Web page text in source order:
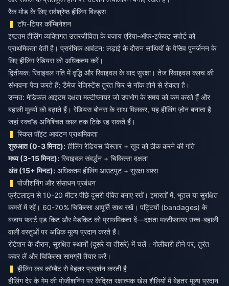
रैंक मोड के लिए सर्वश्रेष्ठ हीलिंग बिल्ड्स
टॉप-टियर कॉम्बिनेशन
इष्टतम हीलिंग व्यक्तिगत उत्तरजीविता के बजाय एरिया-ऑफ-इफेक्ट सपोर्ट को
प्राथमिकता देती है। प्रारंभिक आवंटन: लड़ाई के दौरान साथियों के पैसिव पुनर्जनन के
लिए हीलिंग रेडियस को अधिकतम करें।
द्वितीयक: रिवाइवल गति में वृद्धि और रिवाइवल के बाद सुरक्षा। तेज रिवाइवल क्लच की
संभावना पैदा करते हैं; डैमेज रेजिस्टेंस तुरंत फिर से नॉक होने से रोकता है।
उन्नत: मेडिकल आइटम दक्षता मल्टीप्लायर जो उपभोग के समय को कम करते हैं और
बहाली मूल्यों को बढ़ाते हैं। रेडियस बोनस के साथ मिलकर, यह हीलिंग ज़ोन बनाता है
जहां स्क्वॉड अनिश्चित काल तक टिके रह सकते हैं।
स्किल पॉइंट आवंटन प्राथमिकता
शुरुआत (0-3 मिनट):
मध्य (3-15 मिनट):
अंत (15+ मिनट): अधिकतम हीलिंग आउटपुट + सुरक्षा बफ़्स
पोजीशनिंग और संसाधन प्रबंधन
फ्रंटलाइन से 10-20 मीटर पीछे दूसरी पंक्ति बनाए रखें। इमारतों में, भूतल या सुरक्षित
कमरों में रहें। 60-70% चिकित्सा आपूर्ति साथ रखें। पट्टियों (bandages) के
बजाय फर्स्ट एड किट और मेडकिट को प्राथमिकता दें—दक्षता मल्टीप्लायर उच्च-बहाली
वाली वस्तुओं पर अधिक मूल्य प्रदान करते हैं।
रोटेशन के दौरान, सुरक्षित स्थानों (दूसरे या तीसरे) में चलें। गोलीबारी होने पर, तुरंत
कवर लें और चिकित्सा सामग्री तैयार करें।
हीलिंग कब कॉम्बैट से बेहतर प्रदर्शन करती है
हीलिंग देर के गेम की पोजीशनिंग पर केंद्रित रक्षात्मक खेल शैलियों में बेहतर मूल्य प्रदान